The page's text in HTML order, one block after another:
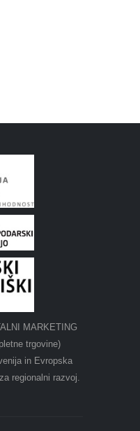
MARKETING
trgovine)
in Evropska
regionalni razvoj.